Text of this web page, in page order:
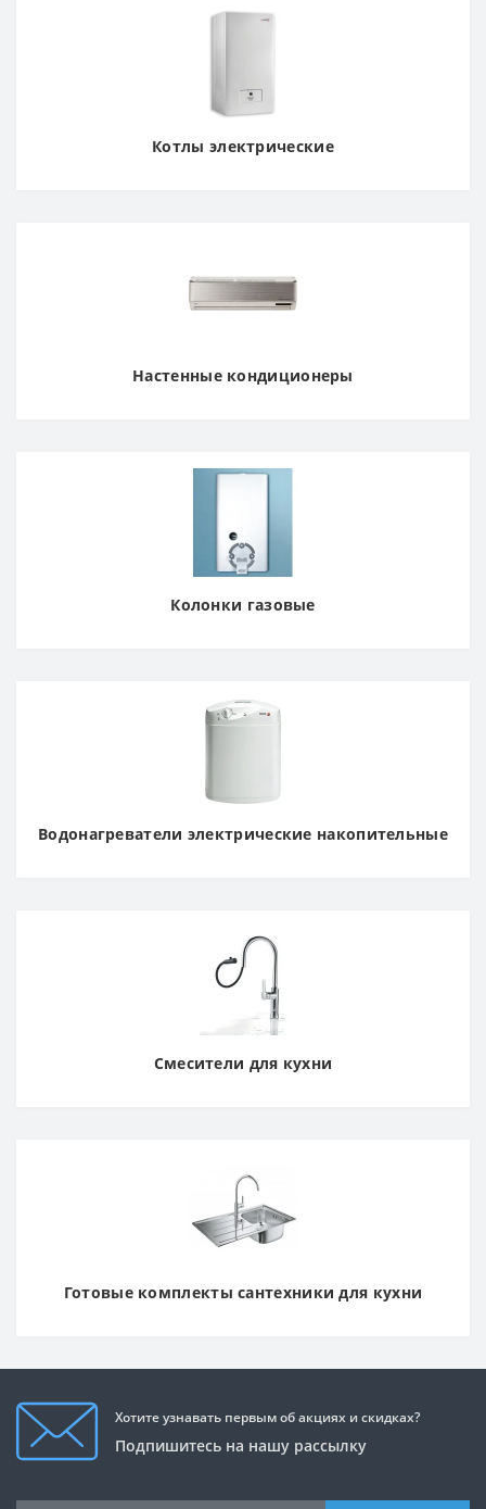
Котлы электрические
Настенные кондиционеры
Колонки газовые
Водонагреватели электрические накопительные
Смесители для кухни
Готовые комплекты сантехники для кухни
Хотите узнавать первым об акциях и скидках?
Подпишитесь на нашу рассылку